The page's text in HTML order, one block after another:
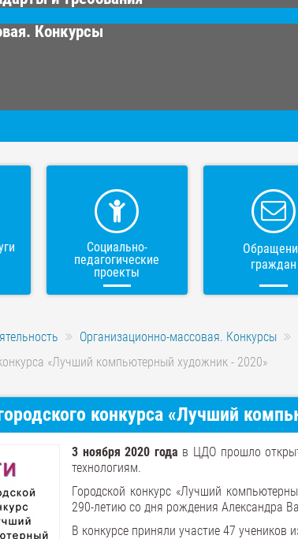
Конкурсы
Социально-
педагогические
проекты
граждан
Организационно-массовая. Конкурсы
«Лучший компьютерный художник - 2020»
конкурса «Лучший
3 ноября 2020 года в ЦДО прошло
технологиям.
Городской конкурс «Лучший
290-летию со дня рождения Александра
В конкурсе приняли участие 47 учеников